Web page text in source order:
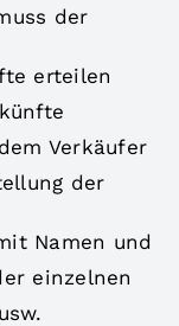
der
erteilen
Verkäufer
der
Namen und
einzelnen